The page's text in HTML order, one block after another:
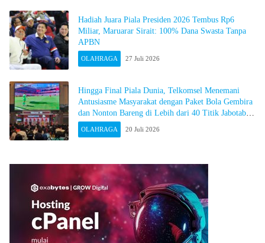
Hadiah Juara Piala Presiden 2026 Tembus Rp6
Miliar, Maruarar Sirait: 100% Dana Swasta Tanpa
APBN
OLAHRAGA 27 Juli 2026
Hingga Final Piala Dunia, Telkomsel Menemani
Antusiasme Masyarakat dengan Paket Bola Gembira
dan Nonton Bareng di Lebih dari 40 Titik Jabotabek
Jabar
OLAHRAGA 20 Juli 2026